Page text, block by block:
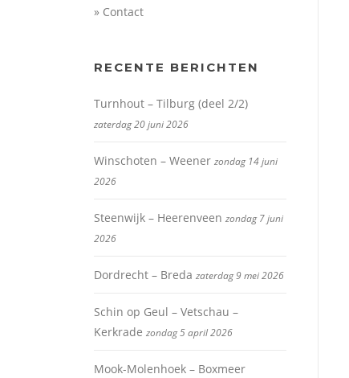
» Contact
RECENTE BERICHTEN
Turnhout – Tilburg (deel 2/2)
zaterdag 20 juni 2026
Winschoten – Weener zondag 14 juni
2026
Steenwijk – Heerenveen zondag 7 juni
2026
Dordrecht – Breda zaterdag 9 mei 2026
Schin op Geul – Vetschau –
Kerkrade zondag 5 april 2026
Mook-Molenhoek – Boxmeer